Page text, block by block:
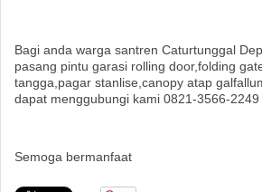
Bagi anda warga santren Caturtunggal
pasang pintu garasi rolling door,folding
tangga,pagar stanlise,canopy atap
dapat menggubungi kami 0821-3566-2249
Semoga bermanfaat